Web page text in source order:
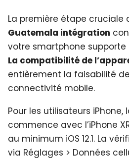
La première étape cruciale
Guatemala intégration
votre smartphone
La compatibilité de
entièrement la faisabilité
connectivité mobile.
Pour les utilisateurs iPhone,
commence avec l’iPhone
au minimum iOS 12.1. La
via Réglages > Données